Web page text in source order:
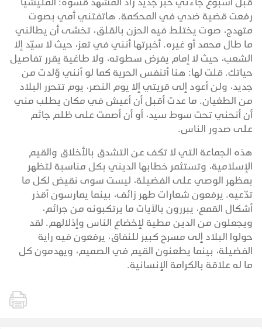
رفعت قضية ضدي في المحكمة. هاتفتني أمي بصوت
متهدج، صوت يختلط فيه الحزن بالقلق، تخشى أن يطالني
ما طال محمد أو غيره. أخبرتها أنني في تعز، حيث لا سيّد إلا
الشعب، حيث لا إمام يفرض سطوته، ولا طاغية يقرر تفاصيل
حياتك. قلت لها: هنا أتنفس الحرية كما لو أنني وُلدت من
جديد، ولن أعود إلى قريتي إلا يوم النصر، يوم تتحرر البلاد
من الطغيان. ما عدت أقبل أن أعيش في مكان يطلب مني
أن أنحني تحت سوط سيد، أو أن أصمت على ظلم جاثم
على صدور الناس.
هذه الجماعة التي لا تكف عن التشدق بالأخلاق والقيم
الإسلامية، وتستثمر خطابها الديني بكل مناسبة لتظهر
بمظهر الوصي على الفضيلة، ليست سوى نقيض لكل ما
تدّعيه. يرفعون شعارات طهر زائف، بينما يمارسون أقذر
أشكال القمع، يبررون بالآيات ما يرتكبونه من جرائم،
ويجعلون من الدين مطية لإخضاع الناس وإذلالهم. لقد
حولوا البلاد إلى مسرح كبير للنفاق، يرفعون فيه راية
الفضيلة، بينما يطعنون القيم في الصميم، ويهدمون كل
ما له علاقة بالكرامة الإنسانية.